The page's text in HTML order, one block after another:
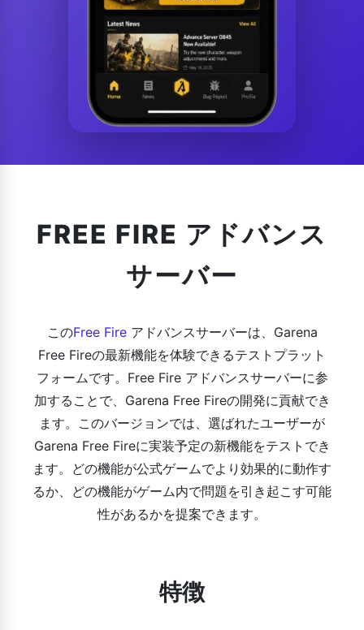
FREE FIRE アドバンス
サーバー
このFree Fireアドバンスサーバーは、Garena
Free Fireの最新機能を体験できるテストプラット
フォームです。Free Fire アドバンスサーバーに参
加することで、Garena Free Fireの開発に貢献でき
ます。このバージョンでは、選ばれたユーザーが
Garena Free Fireに実装予定の新機能をテストでき
ます。どの機能が公式ゲームでより効果的に動作す
るか、どの機能がゲーム内で問題を引き起こす可能
性があるかを提案できます。
特徴